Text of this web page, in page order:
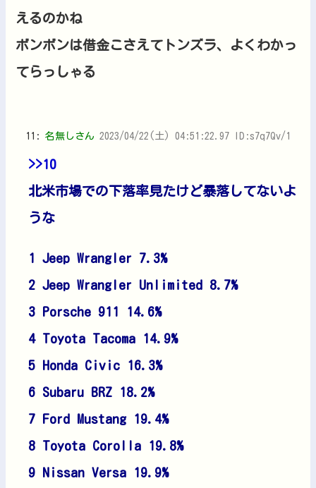
えるのかね
ボンボンは借金こさえてトンズラ、よくわかっ
てらっしゃる
11: 名無しさん 2023/04/22(土) 04:51:22.97 ID:s7q7Qv/1
>>10
北米市場での下落率見たけど暴落してないよ
うな
1 Jeep Wrangler 7.3%
2 Jeep Wrangler Unlimited 8.7%
3 Porsche 911 14.6%
4 Toyota Tacoma 14.9%
5 Honda Civic 16.3%
6 Subaru BRZ 18.2%
7 Ford Mustang 19.4%
8 Toyota Corolla 19.8%
9 Nissan Versa 19.9%